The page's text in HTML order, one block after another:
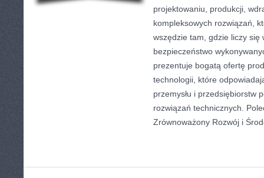
projektowaniu, produkcji,
kompleksowych rozwiązań,
wszędzie tam, gdzie liczy
bezpieczeństwo
prezentuje bogatą ofertę
technologii, które
przemysłu i przedsiębiorstw
rozwiązań technicznych.
Zrównoważony Rozwój i